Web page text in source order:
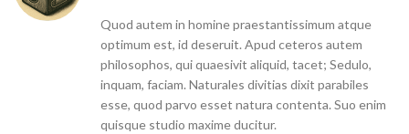
Quod autem in homine praestantissimum atque
optimum est, id deseruit. Apud ceteros autem
philosophos, qui quaesivit aliquid, tacet; Sedulo,
inquam, faciam. Naturales divitias dixit parabiles
esse, quod parvo esset natura contenta. Suo enim
quisque studio maxime ducitur.